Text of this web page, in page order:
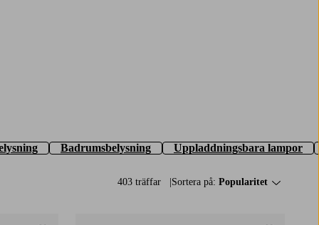
Badrumsbelysning Uppladdningsbara lampor
403 träffar Sortera på: Popularitet